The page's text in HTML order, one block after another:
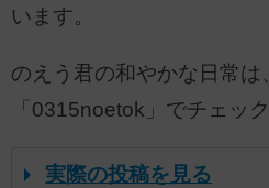
います。
のえう君の和やかな日常は
「0315noetok」でチェッ
実際の投稿を見る